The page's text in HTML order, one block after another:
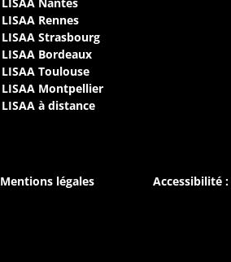
LISAA Rennes
LISAA Strasbourg
LISAA Bordeaux
LISAA Toulouse
LISAA Montpellier
LISAA à distance
Mentions légales Accessibilité